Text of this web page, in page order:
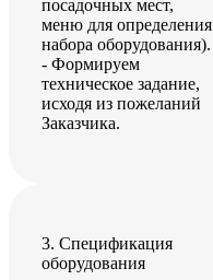
посадочных мест,
меню для определения
набора оборудования).
- Формируем
техническое задание,
исходя из пожеланий
Заказчика.
3. Спецификация
оборудования